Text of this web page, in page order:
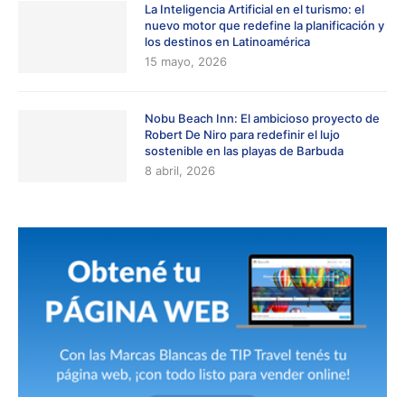
La Inteligencia Artificial en el turismo: el
nuevo motor que redefine la planificación y
los destinos en Latinoamérica
15 mayo, 2026
Nobu Beach Inn: El ambicioso proyecto de
Robert De Niro para redefinir el lujo
sostenible en las playas de Barbuda
8 abril, 2026